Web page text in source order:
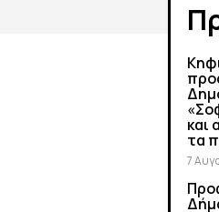
και
τα
7